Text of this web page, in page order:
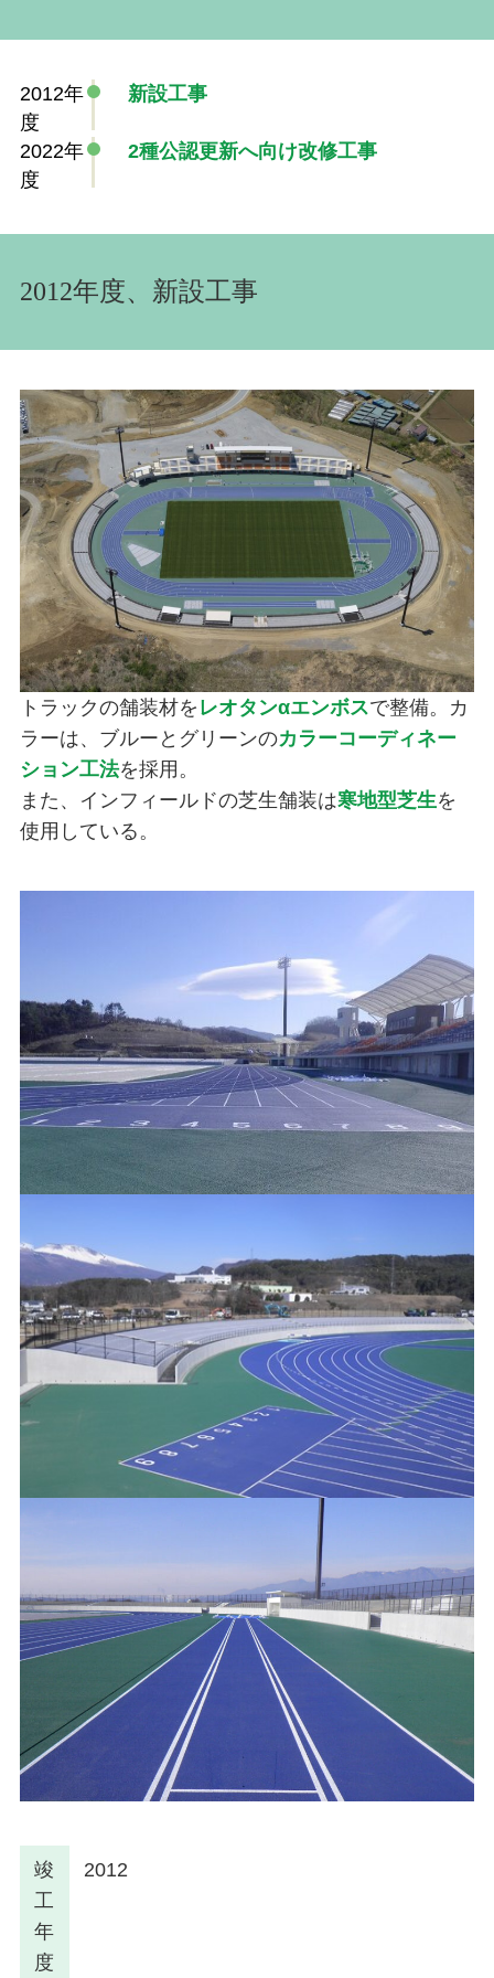
2012年
度
新設工事
2022年
度
2種公認更新へ向け改修工事
2012年度、新設工事
トラックの舗装材を レオタンαエンボスで整備。カ
ラーは、ブルーとグリーンのカラーコーディネー
ション工法を採用。
また、インフィールドの芝生舗装は寒地型芝生を
使用している。
竣
工
年
度
2012